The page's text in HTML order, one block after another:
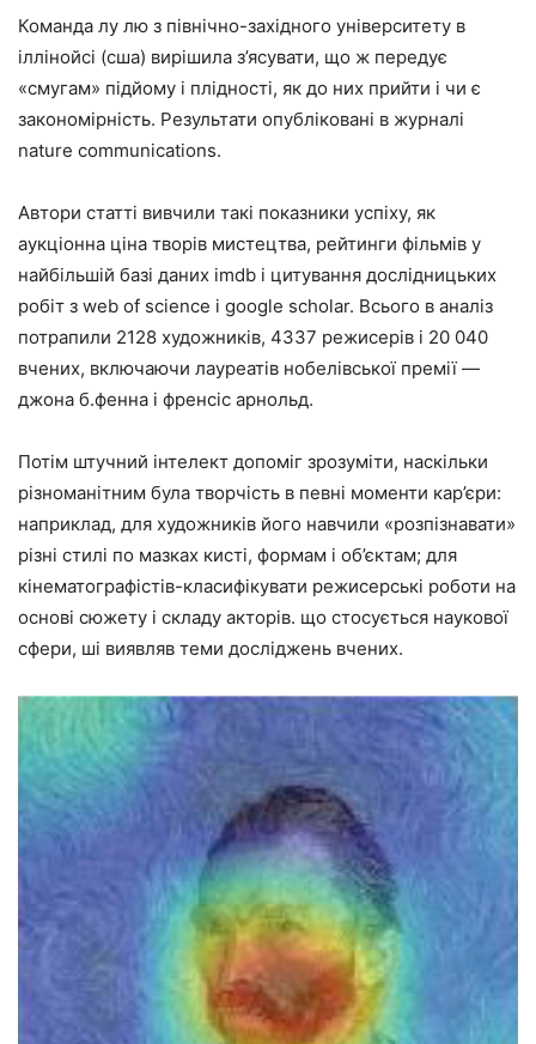
Команда лу лю з північно-західного університету в
іллінойсі (сша) вирішила з’ясувати, що ж передує
«смугам» підйому і плідності, як до них прийти і чи є
закономірність. Результати опубліковані в журналі
nature communications.
Автори статті вивчили такі показники успіху, як
аукціонна ціна творів мистецтва, рейтинги фільмів у
найбільшій базі даних imdb і цитування дослідницьких
робіт з web of science і google scholar. Всього в аналіз
потрапили 2128 художників, 4337 режисерів і 20 040
вчених, включаючи лауреатів нобелівської премії —
джона б.фенна і френсіс арнольд.
Потім штучний інтелект допоміг зрозуміти, наскільки
різноманітним була творчість в певні моменти кар’єри:
наприклад, для художників його навчили «розпізнавати»
різні стилі по мазках кисті, формам і об’єктам; для
кінематографістів-класифікувати режисерські роботи на
основі сюжету і складу акторів. що стосується наукової
сфери, ші виявляв теми досліджень вчених.